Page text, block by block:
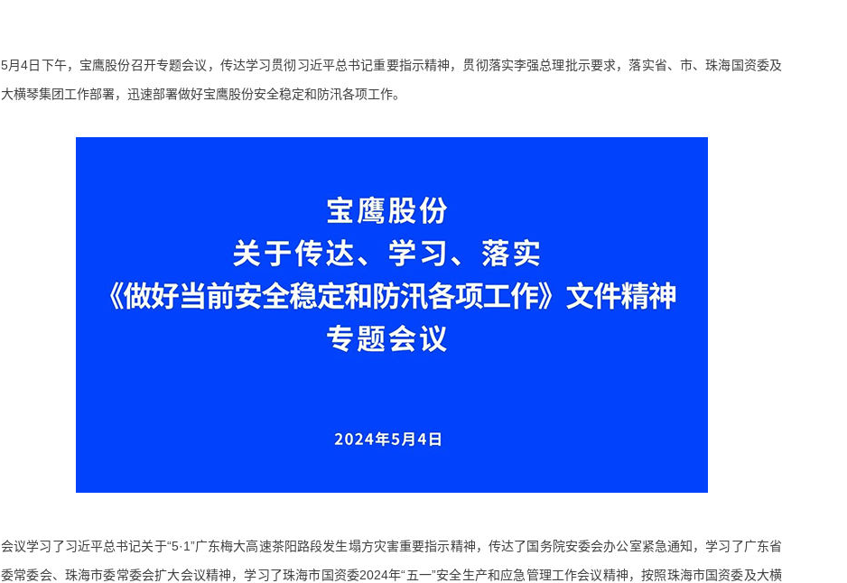
5月4日下午，宝鹰股份召开专题会议，传达学习贯彻习近平总书记重要指示精神，贯彻落实李强总理批示要求，落实省、市、珠海国资委及
大横琴集团工作部署，迅速部署做好宝鹰股份安全稳定和防汛各项工作。
会议学习了习近平总书记关于“5·1”广东梅大高速茶阳路段发生塌方灾害重要指示精神，传达了国务院安委会办公室紧急通知，学习了广东省
委常委会、珠海市委常委会扩大会议精神，学习了珠海市国资委2024年“五一”安全生产和应急管理工作会议精神，按照珠海市国资委及大横